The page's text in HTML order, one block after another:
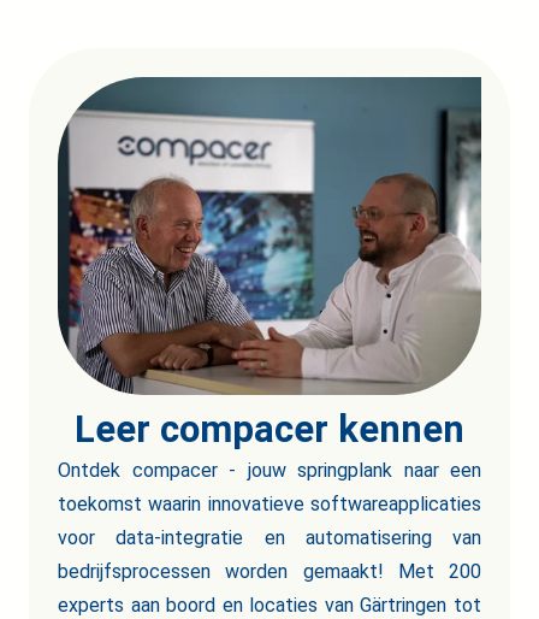
Leer compacer kennen
Ontdek compacer - jouw springplank naar een
toekomst waarin innovatieve softwareapplicaties
voor data-integratie en automatisering van
bedrijfsprocessen worden gemaakt! Met 200
experts aan boord en locaties van Gärtringen tot